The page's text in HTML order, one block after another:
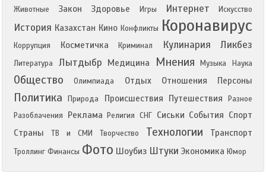
Животные
Закон Здоровье Игры Интернет Искусство
История Казахстан Кино Конфликты Коронавирус
Коррупция Косметичка Криминал Кулинария Ликбез
Литература Лытдыбр Медицина Мнения Музыка Наука
Общество Олимпиада Отдых Отношения Персоны
Политика Природа Происшествия Путешествия
Разное
Разоблачения
Реклама Религия СНГ Сиськи События Спорт
Страны
ТВ и СМИ Творчество Технологии Транспорт
Троллинг Финансы Фото Шоубиз Штуки Экономика Юмор